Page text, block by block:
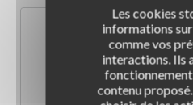
Les cookies
informations
comme vos
interactions. Ils
contenu